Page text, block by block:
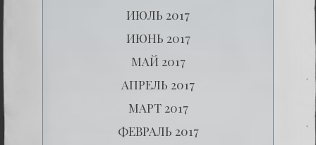
ИЮЛЬ 2017
ИЮНЬ 2017
МАЙ 2017
АПРЕЛЬ 2017
МАРТ 2017
ФЕВРАЛЬ 2017